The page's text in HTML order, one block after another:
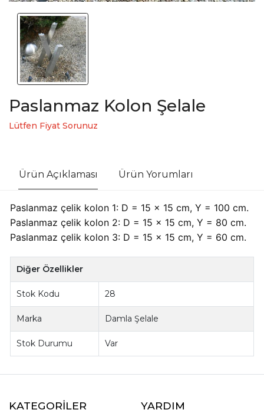
Paslanmaz Kolon Şelale
Lütfen Fiyat Sorunuz
Ürün Açıklaması Ürün Yorumları
Paslanmaz çelik kolon 1: D = 15 x 15 cm, Y = 100 cm.
Paslanmaz çelik kolon 2: D = 15 x 15 cm, Y = 80 cm.
Paslanmaz çelik kolon 3: D = 15 x 15 cm, Y = 60 cm.
Diğer Özellikler
Stok Kodu 28
Marka Damla Şelale
Stok Durumu Var
KATEGORİLER YARDIM